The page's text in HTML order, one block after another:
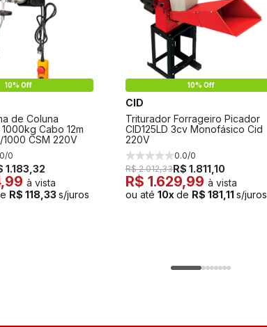
10% Off
de Coluna
Cabo 12m
CSM 220V
0
1.183,32
à vista
R$ 118,33 s/juros
10% Off
CID
Triturador Forrageiro Picador
CID125LD 3cv Monofásico Cid
220V
0.0/0
R$ 2.012,33R$ 1.811,10
R$ 1.629,99 à vista
ou até 10x de R$ 181,11 s/juros